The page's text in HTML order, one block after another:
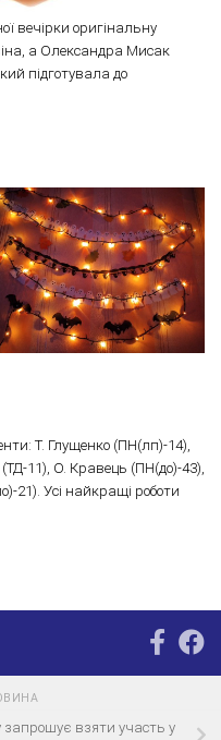
вечірки оригінальну
а Олександра Мисак
підготувала до
Т. Глущенко (ПН(лп)-14),
11), О. Кравець (ПН(до)-43),
21). Усі найкращі роботи
запрошує взяти участь у